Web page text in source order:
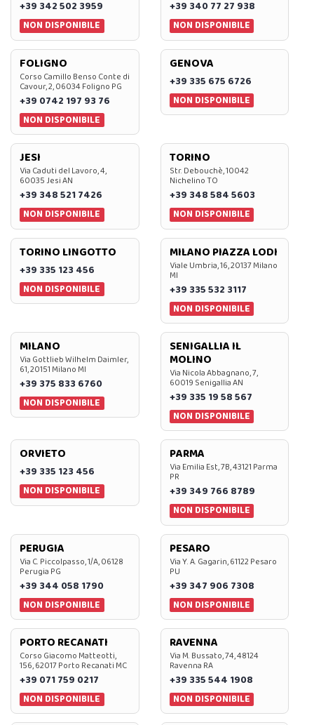
+39 342 502 3959
NON DISPONIBILE
+39 340 77 27 938
NON DISPONIBILE
FOLIGNO
Corso Camillo Benso Conte di
Cavour, 2, 06034 Foligno PG
+39 0742 197 93 76
NON DISPONIBILE
GENOVA
+39 335 675 6726
NON DISPONIBILE
JESI
Via Caduti del Lavoro, 4,
60035 Jesi AN
+39 348 521 7426
NON DISPONIBILE
TORINO
Str. Debouchè, 10042
Nichelino TO
+39 348 584 5603
NON DISPONIBILE
TORINO LINGOTTO
+39 335 123 456
NON DISPONIBILE
MILANO PIAZZA LODI
Viale Umbria, 16, 20137 Milano
MI
+39 335 532 3117
NON DISPONIBILE
MILANO
Via Gottlieb Wilhelm Daimler,
61, 20151 Milano MI
+39 375 833 6760
NON DISPONIBILE
SENIGALLIA IL
MOLINO
Via Nicola Abbagnano, 7,
60019 Senigallia AN
+39 335 19 58 567
NON DISPONIBILE
ORVIETO
+39 335 123 456
NON DISPONIBILE
PARMA
Via Emilia Est, 7B, 43121 Parma
PR
+39 349 766 8789
NON DISPONIBILE
PERUGIA
Via C. Piccolpasso, 1/A, 06128
Perugia PG
+39 344 058 1790
NON DISPONIBILE
PESARO
Via Y. A. Gagarin, 61122 Pesaro
PU
+39 347 906 7308
NON DISPONIBILE
PORTO RECANATI
Corso Giacomo Matteotti,
156, 62017 Porto Recanati MC
+39 071 759 0217
NON DISPONIBILE
RAVENNA
Via M. Bussato, 74, 48124
Ravenna RA
+39 335 544 1908
NON DISPONIBILE